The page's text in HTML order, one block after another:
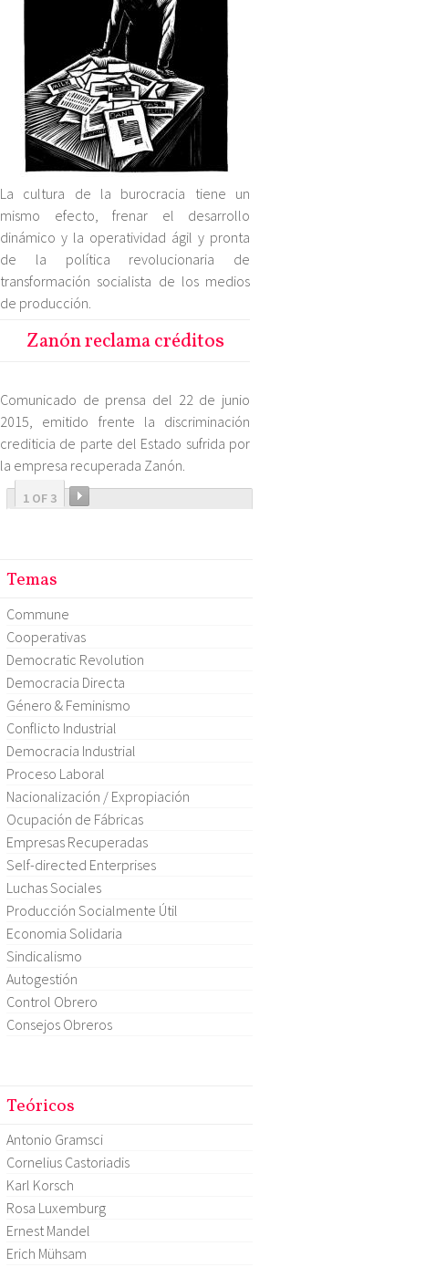
La cultura de la burocracia tiene un
mismo efecto, frenar el desarrollo
dinámico y la operatividad ágil y pronta
de la política revolucionaria de
transformación socialista de los medios
de producción.
Zanón reclama créditos
Comunicado de prensa del 22 de junio
2015, emitido frente la discriminación
crediticia de parte del Estado sufrida por
la empresa recuperada Zanón.
1 OF 3
Temas
Commune
Cooperativas
Democratic Revolution
Democracia Directa
Género & Feminismo
Conflicto Industrial
Democracia Industrial
Proceso Laboral
Nacionalización / Expropiación
Ocupación de Fábricas
Empresas Recuperadas
Self-directed Enterprises
Luchas Sociales
Producción Socialmente Útil
Economia Solidaria
Sindicalismo
Autogestión
Control Obrero
Consejos Obreros
Teóricos
Antonio Gramsci
Cornelius Castoriadis
Karl Korsch
Rosa Luxemburg
Ernest Mandel
Erich Mühsam